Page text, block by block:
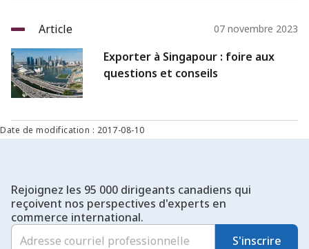
Article 07 novembre 2023
Exporter à Singapour : foire aux
questions et conseils
Date de modification : 2017-08-10
Rejoignez les 95 000 dirigeants canadiens qui
reçoivent nos perspectives d'experts en
commerce international.
S'inscrire